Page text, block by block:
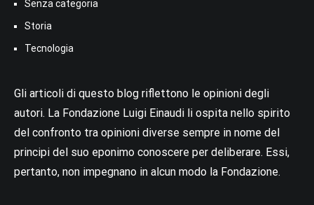
Senza categoria
Storia
Tecnologia
Gli articoli di questo blog riflettono le opinioni degli
autori. La Fondazione Luigi Einaudi li ospita nello spirito
del confronto tra opinioni diverse sempre in nome del
principi del suo eponimo conoscere per deliberare. Essi,
pertanto, non impegnano in alcun modo la Fondazione.